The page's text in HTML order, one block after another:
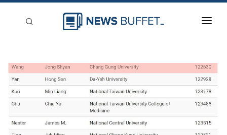
新聞稿分類
登入